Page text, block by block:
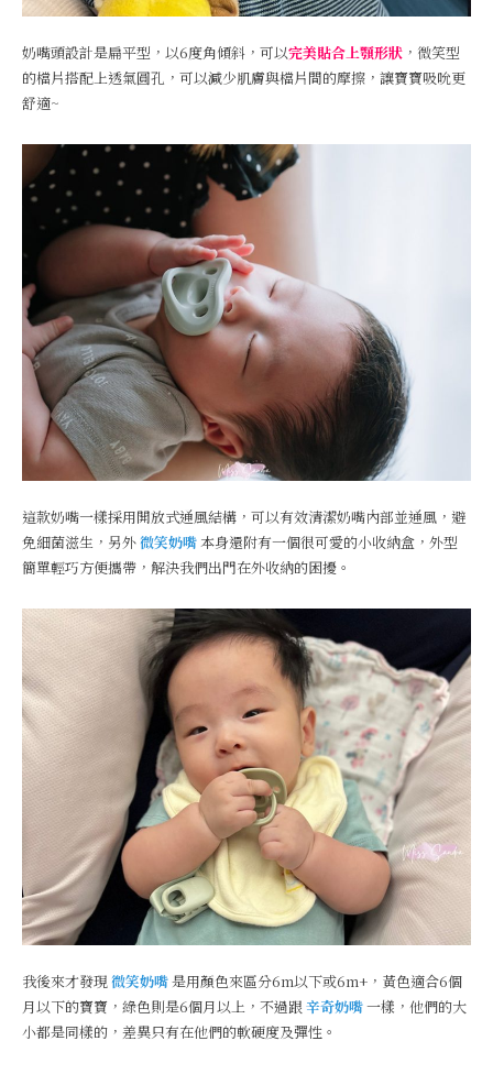
奶嘴頭設計是扁平型，以6度角傾斜，可以完美貼合上顎形狀 ，微笑型
的檔片搭配上透氣圓孔，可以減少肌膚與檔片間的摩擦，讓寶寶吸吮更
舒適~
這款奶嘴一樣採用開放式通風結構，可以有效清潔奶嘴內部並通風，避
免細菌滋生，另外微笑奶嘴本身還附有一個很可愛的小收納盒，外型
簡單輕巧方便攜帶，解決我們出門在外收納的困擾。
我後來才發現微笑奶嘴是用顏色來區分6m以下或6m+，黃色適合6個
月以下的寶寶，綠色則是6個月以上，不過跟 辛奇奶嘴一樣，他們的大
小都是同樣的，差異只有在他們的軟硬度及彈性。